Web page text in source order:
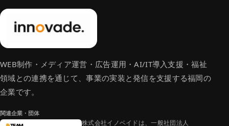
WEB制作・メディア運営・広告運用・AI/IT導入支援・福祉
領域との連携を通じて、事業の実装と発信を支援する福岡の
企業です。
関連企業・団体
株式会社イノベイドは、一般社団法人